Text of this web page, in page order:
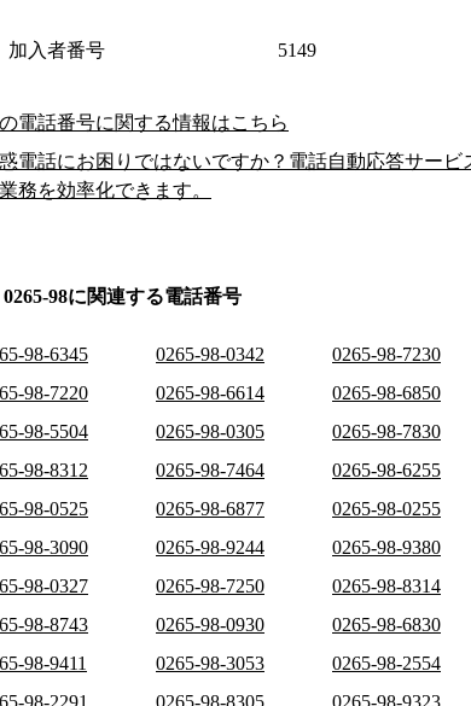
加入者番号 5149
電話番号に関する情報はこちら
電話にお困りではないですか？電話自動応答サー
務を効率化できます。
0265-98に関連する電話番号
98-6345 0265-98-0342 0265-98-7230
98-7220
0265-98-6614 0265-98-6850
98-5504
0265-98-0305 0265-98-7830
98-8312
0265-98-7464 0265-98-6255
98-0525
0265-98-6877 0265-98-0255
98-3090
0265-98-9244 0265-98-9380
98-0327
0265-98-7250 0265-98-8314
98-8743
0265-98-0930 0265-98-6830
98-9411
0265-98-3053 0265-98-2554
98-2291
0265-98-8305 0265-98-9323